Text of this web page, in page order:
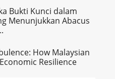
Bukti Kunci dalam
Menunjukkan Abacus
How Malaysian
Resilience